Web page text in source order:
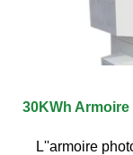
30KWh
L''armoire